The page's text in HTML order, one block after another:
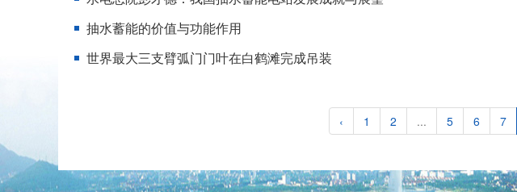
抽水蓄能的价值与功能作用
世界最大三支臂弧门门叶在白鹤滩完成吊装
‹ 1 2 ... 5 6 7